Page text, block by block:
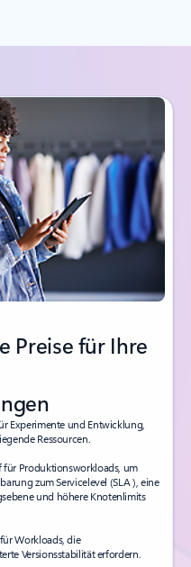
Preise für Ihre
Experimente und Entwicklung,
Ressourcen.
für Produktionsworkloads, um
zum Servicelevel (SLA ), eine
und höhere Knotenlimits
Workloads, die
Versionsstabilität erfordern.